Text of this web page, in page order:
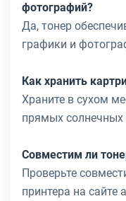
фотографий?
Да, тонер
графики и
Как хранить
Храните в сухом
прямых солнечных
Совместим ли
Проверьте
принтера на сайте